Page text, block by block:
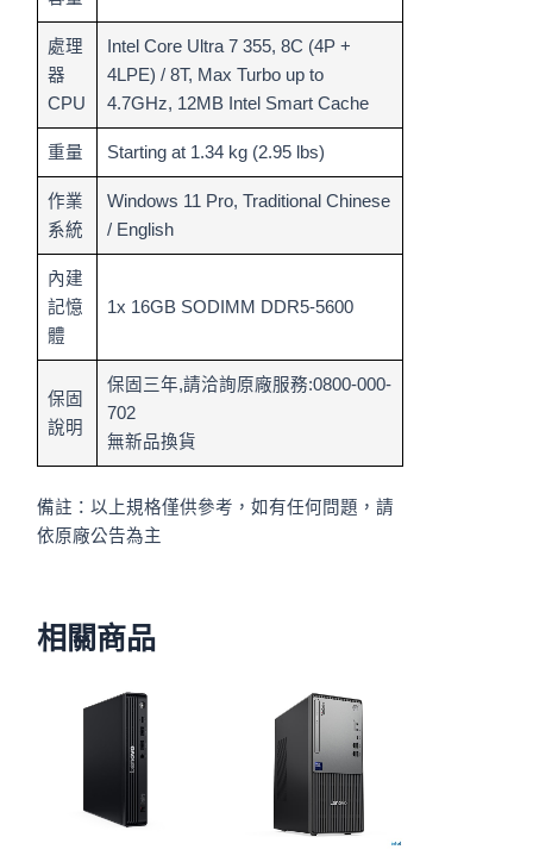
處理
器
CPU
Intel Core Ultra 7 355, 8C (4P +
4LPE) / 8T, Max Turbo up to
4.7GHz, 12MB Intel Smart Cache
重量 Starting at 1.34 kg (2.95 lbs)
作業
系統
Windows 11 Pro, Traditional Chinese
/ English
內建
記憶
體
1x 16GB SODIMM DDR5-5600
保固
說明
保固三年,請洽詢原廠服務:0800-000-
702
無新品換貨
備註：以上規格僅供參考，如有任何問題，請
依原廠公告為主
相關商品